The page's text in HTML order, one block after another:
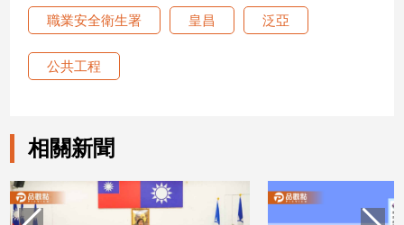
職業安全衛生署 皇昌 泛亞
公共工程
相關新聞